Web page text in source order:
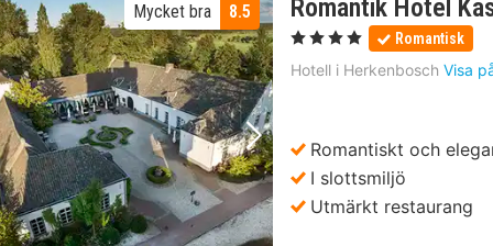
Föregående bild Nästa bild
8.5
Mycket bra Romantik Hotel
, 4 Stjärnor Romantisk
Hotell i Herkenbosch Visa
Romantiskt och
I slottsmiljö
Utmärkt restaurang